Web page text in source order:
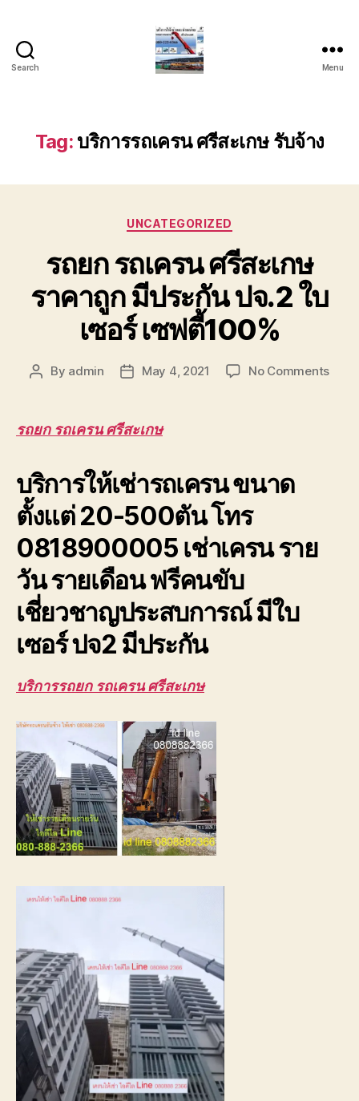
Search
รถ
เครน
เฮี๊ยบ
สไลด์
เครื่องจักร
โทร
0818900005
Menu
Tag: บริการรถเครน ศรีสะเกษ รับจ้าง
Categories
UNCATEGORIZED
รถยก รถเครน ศรีสะเกษ
ราคาถูก มีประกัน ปจ.2 ใบ
เซอร์ เซฟตี้100%
Post
By admin
PostMay 4, 2021 No Commentson
รถยก รถเครน ศรีสะเกษ
บริการให้เช่ารถเครน ขนาด
ตั้งแต่ 20-500ตัน โทร
0818900005 เช่าเครน ราย
วัน รายเดือน ฟรีคนขับ
เชี่ยวชาญประสบการณ์ มีใบ
เซอร์ ปจ2 มีประกัน
บริการรถยก รถเครน ศรีสะเกษ